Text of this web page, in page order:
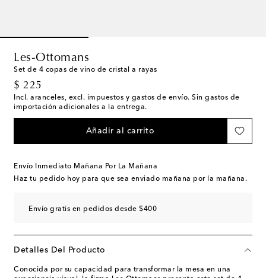
Les-Ottomans
Set de 4 copas de vino de cristal a rayas
$ 225
original price
Incl. aranceles, excl. impuestos y gastos de envío. Sin gastos de
importación adicionales a la entrega.
Añadir al carrito
Envío Inmediato Mañana Por La Mañana
Haz tu pedido hoy para que sea enviado mañana por la mañana.
Envío gratis en pedidos desde $400
Detalles Del Producto
Conocida por su capacidad para transformar la mesa en una